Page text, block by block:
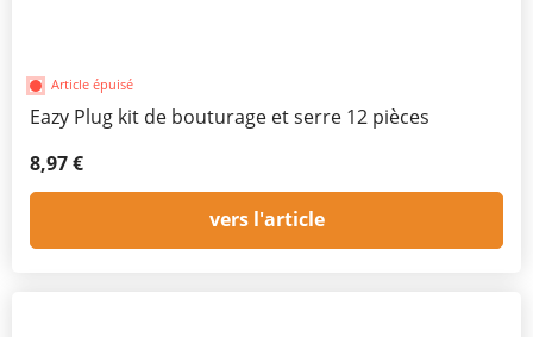
Article épuisé
Eazy Plug kit de bouturage et serre 12 pièces
8,97 €
vers l'article